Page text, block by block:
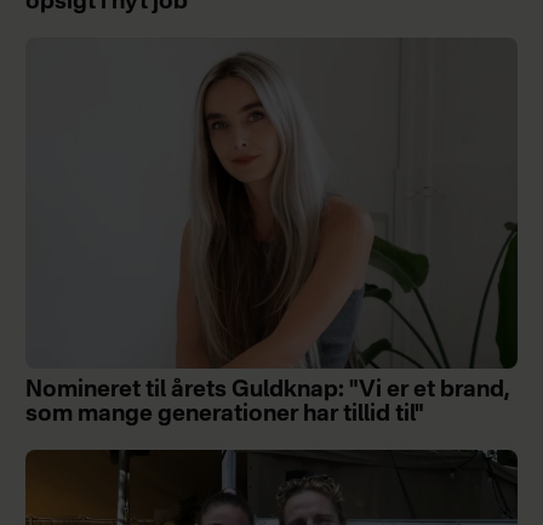
Nomineret til årets Guldknap: "Vi er et brand,
som mange generationer har tillid til"